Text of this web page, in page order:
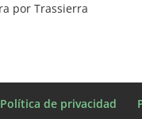
por Trassierra
Política de privacidad